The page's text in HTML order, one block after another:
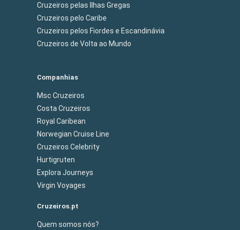
Cruzeiros pelas Ilhas Gregas
Cruzeiros pelo Caribe
Cruzeiros pelos Fiordes e Escandinávia
Cruzeiros de Volta ao Mundo
Companhias
Msc Cruzeiros
Costa Cruzeiros
Royal Caribean
Norwegian Cruise Line
Cruzeiros Celebrity
Hurtigruten
Explora Journeys
Virgin Voyages
Cruzeiros.pt
Quem somos nós?